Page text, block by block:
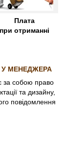
Плата
при отриманні
У МЕНЕДЖЕРА
за собою право
та дизайну,
повідомлення